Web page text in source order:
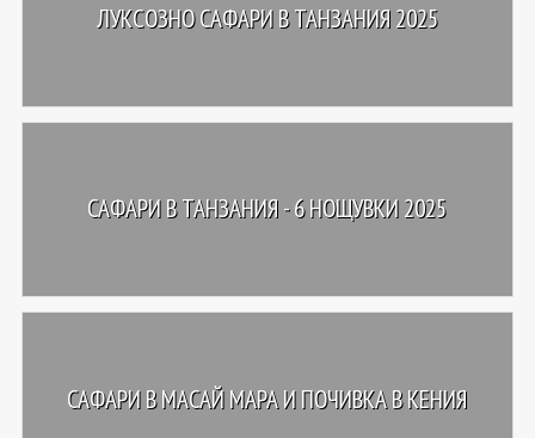
ЛУКСОЗНО САФАРИ В ТАНЗАНИЯ 2025
САФАРИ В ТАНЗАНИЯ - 6 НОЩУВКИ 2025
САФАРИ В МАСАЙ МАРА И ПОЧИВКА В КЕНИЯ